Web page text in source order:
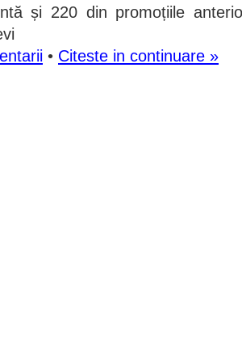
și 220 din promoțiile
• Citeste in continuare »